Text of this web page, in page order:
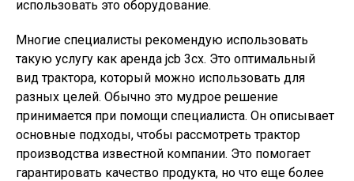
использовать это оборудование.
Многие специалисты рекомендую использовать
такую услугу как аренда jcb 3cx. Это оптимальный
вид трактора, который можно использовать для
разных целей. Обычно это мудрое решение
принимается при помощи специалиста. Он описывает
основные подходы, чтобы рассмотреть трактор
производства известной компании. Это помогает
гарантировать качество продукта, но что еще более